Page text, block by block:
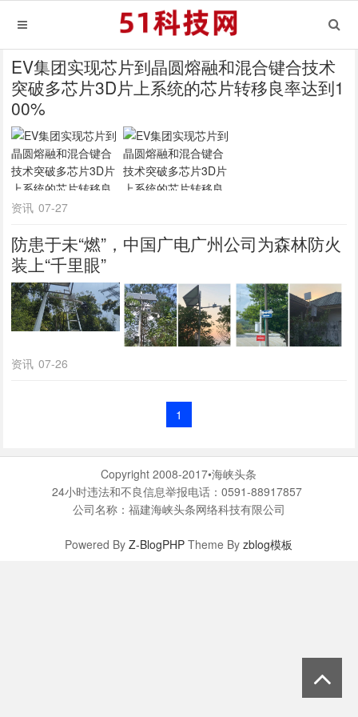
EV集团实现芯片到晶圆熔融和混合键合技术
突破多芯片3D片上系统的芯片转移良率达到1
00%
资讯 07-27
防患于未“燃”，中国广电广州公司为森林防火
装上“千里眼”
资讯 07-26
1
Copyright 2008-2017•海峡头条
24小时违法和不良信息举报电话：0591-88917857
公司名称：福建海峡头条网络科技有限公司
Powered ByZ-BlogPHP Theme Byzblog模板